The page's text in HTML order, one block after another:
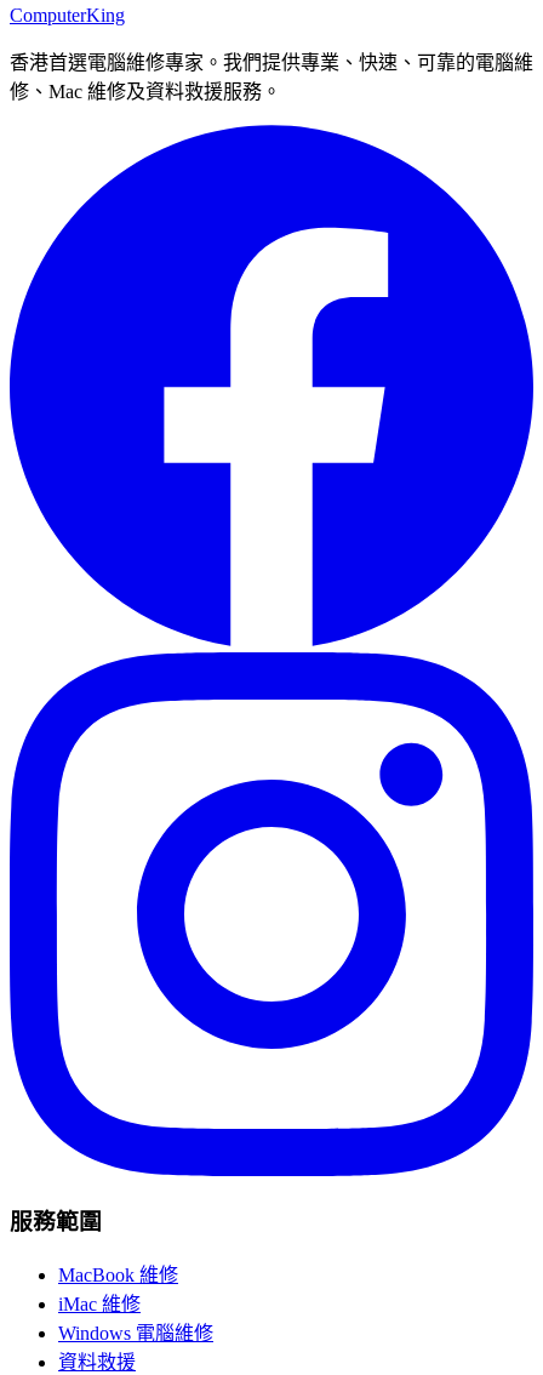
ComputerKing
香港首選電腦維修專家。我們提供專業、快速、可靠的電腦維
修、Mac 維修及資料救援服務。
服務範圍
MacBook 維修
iMac 維修
Windows 電腦維修
資料救援